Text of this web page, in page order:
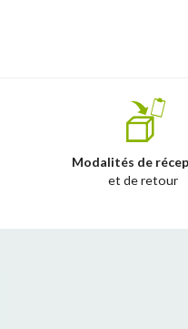
Modalités de
et de retour